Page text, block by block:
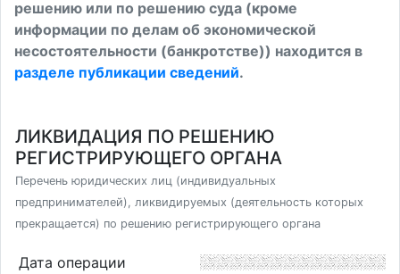
решению или по решению суда (кроме
информации по делам об экономической
несостоятельности (банкротстве)) находится в
разделе публикации сведений.
ЛИКВИДАЦИЯ ПО РЕШЕНИЮ
РЕГИСТРИРУЮЩЕГО ОРГАНА
Перечень юридических лиц (индивидуальных
предпринимателей), ликвидируемых (деятельность которых
прекращается) по решению регистрирующего органа
Дата операции